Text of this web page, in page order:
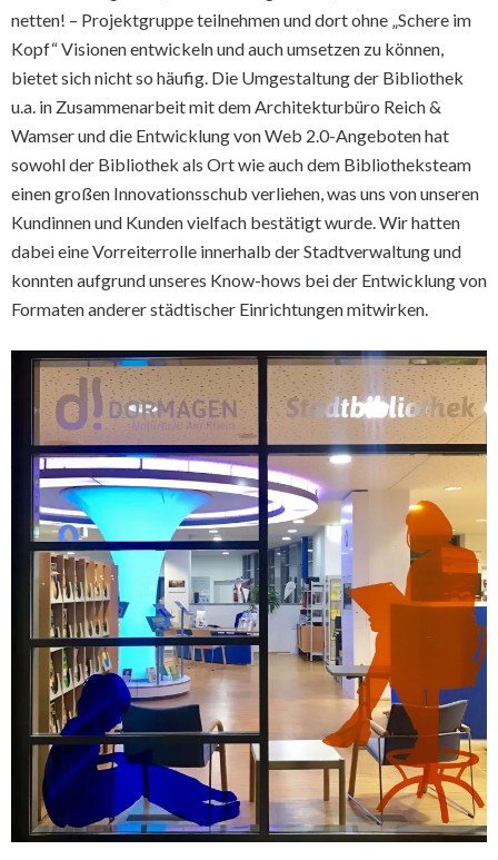
netten! – Projektgruppe teilnehmen und dort ohne „Schere im
Kopf“ Visionen entwickeln und auch umsetzen zu können,
bietet sich nicht so häufig. Die Umgestaltung der Bibliothek
u.a. in Zusammenarbeit mit dem Architekturbüro Reich &
Wamser und die Entwicklung von Web 2.0-Angeboten hat
sowohl der Bibliothek als Ort wie auch dem Bibliotheksteam
einen großen Innovationsschub verliehen, was uns von unseren
Kundinnen und Kunden vielfach bestätigt wurde. Wir hatten
dabei eine Vorreiterrolle innerhalb der Stadtverwaltung und
konnten aufgrund unseres Know-hows bei der Entwicklung von
Formaten anderer städtischer Einrichtungen mitwirken.